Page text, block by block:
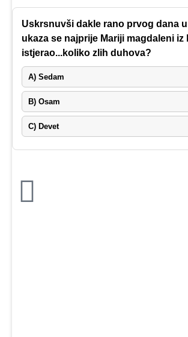
Uskrsnuvši dakle rano prvog dana
ukaza se najprije Mariji magdaleni iz
istjerao...koliko zlih duhova?
A) Sedam
B) Osam
C) Devet